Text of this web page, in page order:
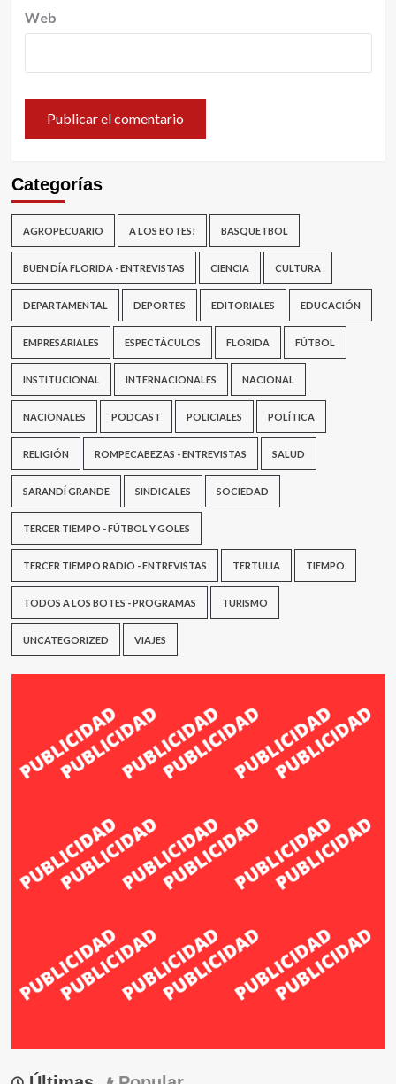
Web
Categorías
AGROPECUARIO A LOS BOTES! BASQUETBOL
BUEN DÍA FLORIDA - ENTREVISTAS CIENCIA CULTURA
DEPARTAMENTAL DEPORTES EDITORIALES EDUCACIÓN
EMPRESARIALES ESPECTÁCULOS FLORIDA FÚTBOL
INSTITUCIONAL INTERNACIONALES NACIONAL
NACIONALES PODCAST POLICIALES POLÍTICA
RELIGIÓN ROMPECABEZAS - ENTREVISTAS SALUD
SARANDÍ GRANDE SINDICALES SOCIEDAD
TERCER TIEMPO - FÚTBOL Y GOLES
TERCER TIEMPO RADIO - ENTREVISTAS TERTULIA TIEMPO
TODOS A LOS BOTES - PROGRAMAS TURISMO
UNCATEGORIZED VIAJES